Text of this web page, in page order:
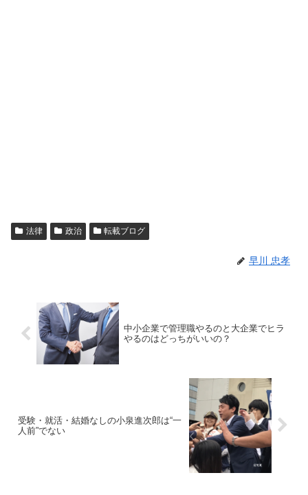
法律 政治 転載ブログ
早川 忠孝
中小企業で管理職やるのと大企業でヒラ
やるのはどっちがいいの？
受験・就活・結婚なしの小泉進次郎は“一
人前”でない